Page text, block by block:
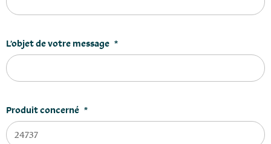
L’objet de votre message *
Produit concerné *